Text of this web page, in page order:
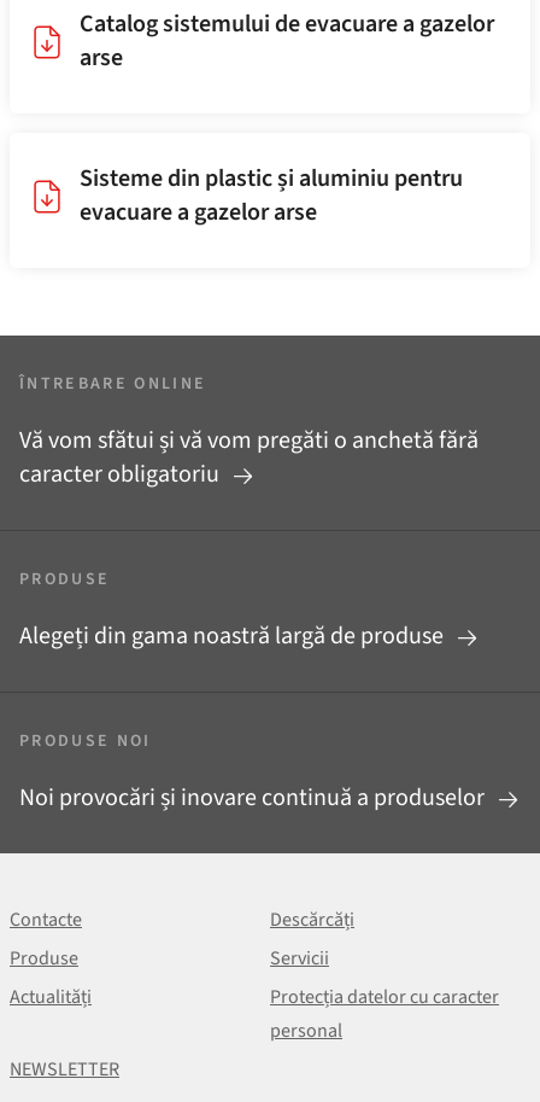
Catalog sistemului de evacuare a gazelor
arse
Sisteme din plastic și aluminiu pentru
evacuare a gazelor arse
ÎNTREBARE ONLINE
Vă vom sfătui și vă vom pregăti o anchetă fără
caracter obligatoriu
PRODUSE
Alegeți din gama noastră largă de produse
PRODUSE NOI
Noi provocări și inovare continuă a produselor
Contacte
Descărcăți
Produse
Servicii
Actualități
Protecția datelor cu caracter
personal
NEWSLETTER